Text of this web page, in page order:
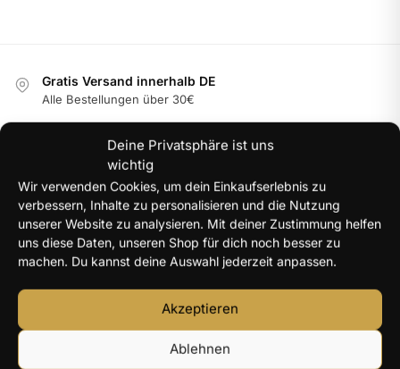
Deine Privatsphäre ist uns
wichtig
Wir verwenden Cookies, um dein Einkaufserlebnis zu
verbessern, Inhalte zu personalisieren und die Nutzung
unserer Website zu analysieren. Mit deiner Zustimmung helfen
uns diese Daten, unseren Shop für dich noch besser zu
machen. Du kannst deine Auswahl jederzeit anpassen.
Akzeptieren
Ablehnen
Gratis Versand innerhalb DE
Alle Bestellungen über 30€
Langlebig & farbbeständig
Internationale Garantie
Im jeweiligen Land der Nutzung
100% Secure Checkout
PayPal / MasterCard / Visa
Y2K Engelsflügel Halskette Damen silberfarben – 40+5